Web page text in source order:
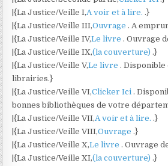
|{La Justice/Veille I,A voir et à lire..}
|{La Justice/Veille III,Ouvrage. A
|{La Justice/Veille IV,Le livre. Ouvrage
|{La Justice/Veille IX,(la couverture).}
|{La Justice/Veille V,Le livre. Disponible
librairies.}
|{La Justice/Veille VI,Clicker Ici.
bonnes bibliothèques de votre
|{La Justice/Veille VII,A voir et à lire..}
|{La Justice/Veille VIII,Ouvrage.}
|{La Justice/Veille X,Le livre. Ouvrage
|{La Justice/Veille XI,(la couverture).}